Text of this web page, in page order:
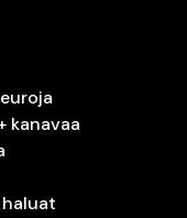
kanavaa